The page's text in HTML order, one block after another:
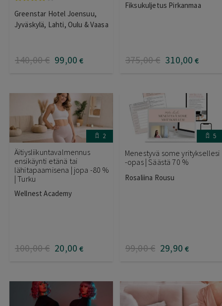
tuotteesta:
4.00 / 5
Greenstar Hotel Joensuu,
Jyväskylä, Lahti, Oulu & Vaasa
140,00€ 99,00 €
Fiksukuljetus Pirkanmaa
375,00€ 310,00 €
2
Äitiysliikuntavalmennus
ensikäynti etänä tai
lähitapaamisena | jopa -80 %
| Turku
Wellnest Academy
100,00€ 20,00 €
5
Menestyvä some yrityksellesi
-opas | Säästä 70 %
Rosaliina Rousu
99,00€ 29,90 €